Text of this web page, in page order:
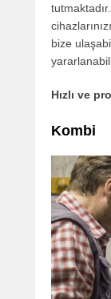
bize
Hızlı ve
Kombi